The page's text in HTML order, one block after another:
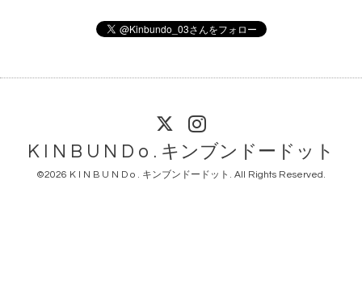
K I N B U N D o . キンブンドードット
©2026 K I N B U N D o . キンブンドードット . All Rights Reserved.